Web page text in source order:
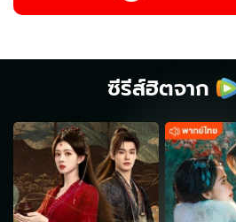
ซีรีส์ฮิตจาก